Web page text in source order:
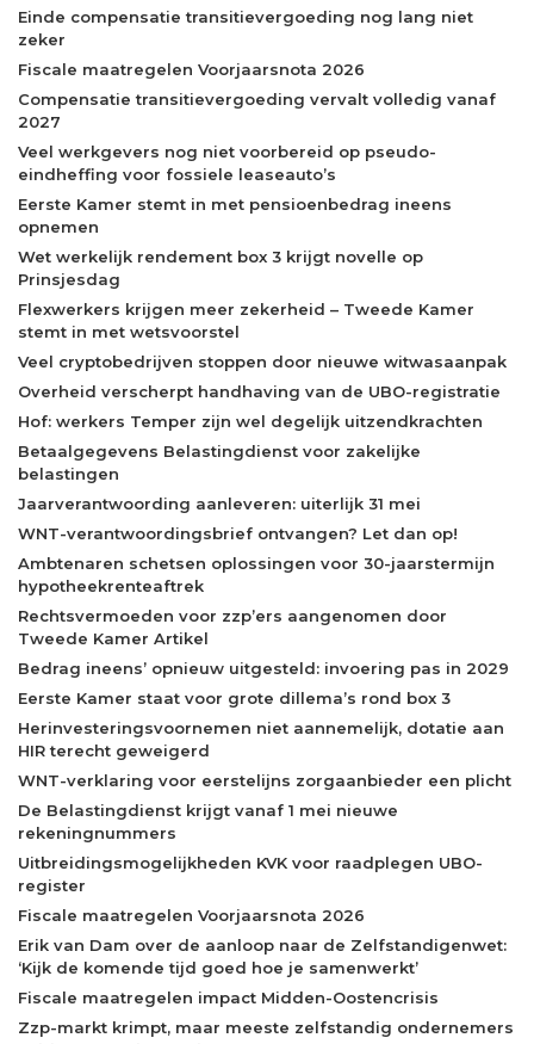
Einde compensatie transitievergoeding nog lang niet
zeker
Fiscale maatregelen Voorjaarsnota 2026
Compensatie transitievergoeding vervalt volledig vanaf
2027
Veel werkgevers nog niet voorbereid op pseudo-
eindheffing voor fossiele leaseauto’s
Eerste Kamer stemt in met pensioenbedrag ineens
opnemen
Wet werkelijk rendement box 3 krijgt novelle op
Prinsjesdag
Flexwerkers krijgen meer zekerheid – Tweede Kamer
stemt in met wetsvoorstel
Veel cryptobedrijven stoppen door nieuwe witwasaanpak
Overheid verscherpt handhaving van de UBO-registratie
Hof: werkers Temper zijn wel degelijk uitzendkrachten
Betaalgegevens Belastingdienst voor zakelijke
belastingen
Jaarverantwoording aanleveren: uiterlijk 31 mei
WNT-verantwoordingsbrief ontvangen? Let dan op!
Ambtenaren schetsen oplossingen voor 30-jaarstermijn
hypotheekrenteaftrek
Rechtsvermoeden voor zzp’ers aangenomen door
Tweede Kamer Artikel
Bedrag ineens’ opnieuw uitgesteld: invoering pas in 2029
Eerste Kamer staat voor grote dillema’s rond box 3
Herinvesteringsvoornemen niet aannemelijk, dotatie aan
HIR terecht geweigerd
WNT-verklaring voor eerstelijns zorgaanbieder een plicht
De Belastingdienst krijgt vanaf 1 mei nieuwe
rekeningnummers
Uitbreidingsmogelijkheden KVK voor raadplegen UBO-
register
Fiscale maatregelen Voorjaarsnota 2026
Erik van Dam over de aanloop naar de Zelfstandigenwet:
‘Kijk de komende tijd goed hoe je samenwerkt’
Fiscale maatregelen impact Midden-Oostencrisis
Zzp-markt krimpt, maar meeste zelfstandig ondernemers